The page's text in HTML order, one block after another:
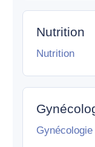
Nutrition
Nutrition